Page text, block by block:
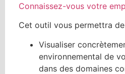
Connaissez-vous votre
Cet outil vous permettra
Visualiser
environnemental de
dans des domaines